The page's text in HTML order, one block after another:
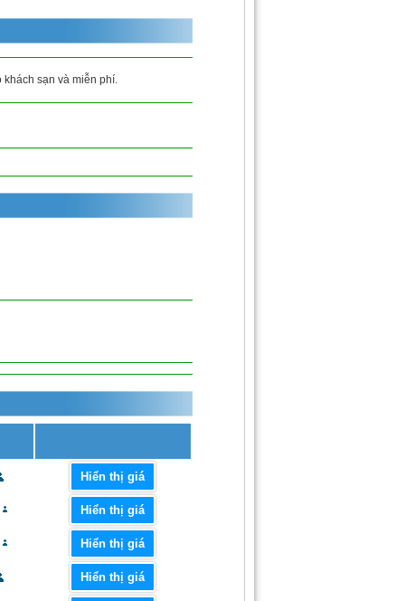
sạn và miễn phí.
Hiển thị giá
Hiển thị giá
Hiển thị giá
Hiển thị giá